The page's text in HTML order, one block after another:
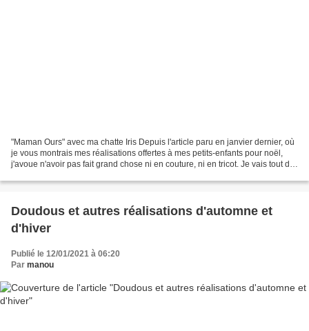
"Maman Ours" avec ma chatte Iris Depuis l'article paru en janvier dernier, où
je vous montrais mes réalisations offertes à mes petits-enfants pour noël,
j'avoue n'avoir pas fait grand chose ni en couture, ni en tricot. Je vais tout de
Doudous et autres réalisations d'automne et
d'hiver
Publié le 12/01/2021 à 06:20
Par manou